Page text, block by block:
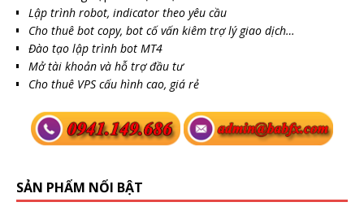
Lập trình robot, indicator theo yêu cầu
Cho thuê bot copy, bot cố vấn kiêm trợ lý giao dịch…
Đào tạo lập trình bot MT4
Mở tài khoản và hỗ trợ đầu tư
Cho thuê VPS cấu hình cao, giá rẻ
SẢN PHẨM NỔI BẬT